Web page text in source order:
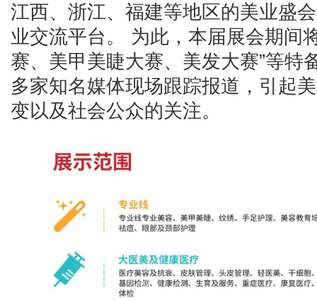
江西、浙江、福建等地区的美业盛
业交流平台。 为此，本届展会期间
赛、美甲美睫大赛、美发大赛”等特
多家知名媒体现场跟踪报道，引起
变以及社会公众的关注。